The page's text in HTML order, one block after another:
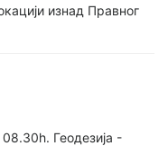
изнад Правног
Геодезија -